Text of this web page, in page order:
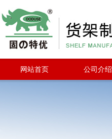
网站首页 公司介绍